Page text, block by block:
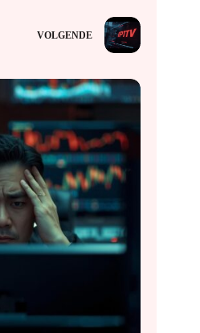
VOLGENDE